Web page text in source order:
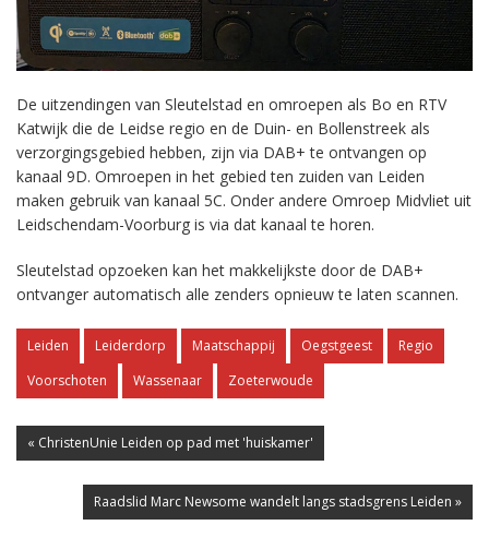
De uitzendingen van Sleutelstad en omroepen als Bo en RTV
Katwijk die de Leidse regio en de Duin- en Bollenstreek als
verzorgingsgebied hebben, zijn via DAB+ te ontvangen op
kanaal 9D. Omroepen in het gebied ten zuiden van Leiden
maken gebruik van kanaal 5C. Onder andere Omroep Midvliet uit
Leidschendam-Voorburg is via dat kanaal te horen.
Sleutelstad opzoeken kan het makkelijkste door de DAB+
ontvanger automatisch alle zenders opnieuw te laten scannen.
Leiden Leiderdorp Maatschappij Oegstgeest
Regio
Voorschoten
Wassenaar Zoeterwoude
« ChristenUnie Leiden op pad met 'huiskamer'
Raadslid Marc Newsome wandelt langs stadsgrens Leiden »